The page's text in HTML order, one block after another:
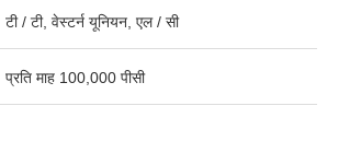
टी / टी, वेस्टर्न यूनियन, एल / सी
प्रति माह 100,000 पीसी